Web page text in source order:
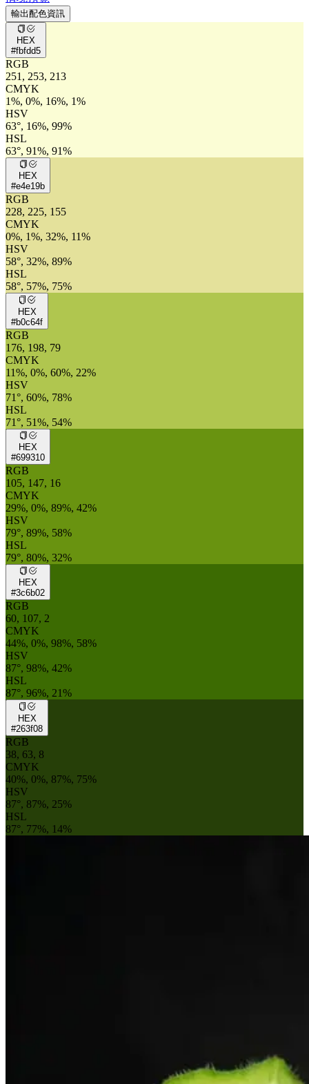
輸出配色資訊
HEX
#fbfdd5
RGB
251, 253, 213
CMYK
1%, 0%, 16%, 1%
HSV
63°, 16%, 99%
HSL
63°, 91%, 91%
HEX
#e4e19b
RGB
228, 225, 155
CMYK
0%, 1%, 32%, 11%
HSV
58°, 32%, 89%
HSL
58°, 57%, 75%
HEX
#b0c64f
RGB
176, 198, 79
CMYK
11%, 0%, 60%, 22%
HSV
71°, 60%, 78%
HSL
71°, 51%, 54%
HEX
#699310
RGB
105, 147, 16
CMYK
29%, 0%, 89%, 42%
HSV
79°, 89%, 58%
HSL
79°, 80%, 32%
HEX
#3c6b02
RGB
60, 107, 2
CMYK
44%, 0%, 98%, 58%
HSV
87°, 98%, 42%
HSL
87°, 96%, 21%
HEX
#263f08
RGB
38, 63, 8
CMYK
40%, 0%, 87%, 75%
HSV
87°, 87%, 25%
HSL
87°, 77%, 14%